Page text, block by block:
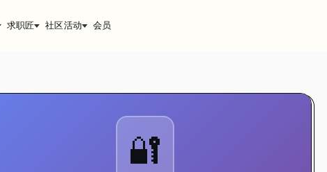
求职匠 社区活动 会员
🔐